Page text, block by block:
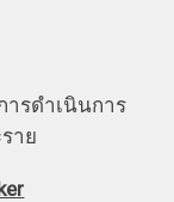
ารดำเนินการ
าย